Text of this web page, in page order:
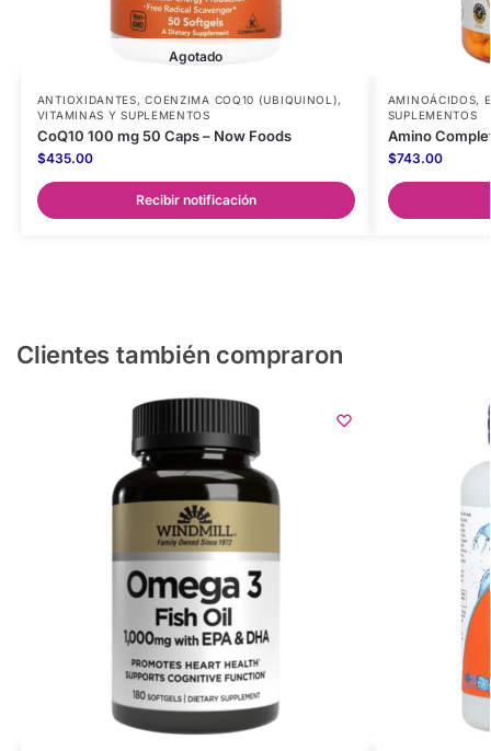
Agotado
ANTIOXIDANTES,COENZIMA COQ10 (UBIQUINOL),
VITAMINAS Y SUPLEMENTOS
CoQ10 100 mg 50 Caps – Now Foods
$435.00
Recibir notificación
AMINOÁCIDOS,
SUPLEMENTOS
Amino
$743.00
Clientes también compraron